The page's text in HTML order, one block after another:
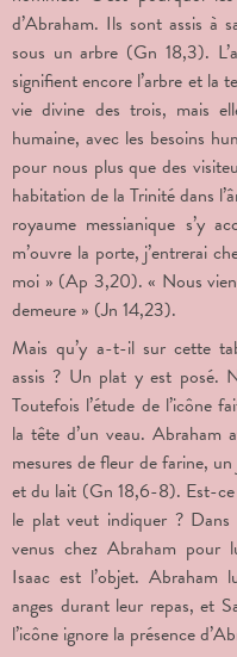
d’Abraham. Ils sont assis à
sous un arbre (Gn 18,3).
signifient encore l’arbre et la
vie divine des trois, mais
humaine, avec les besoins
pour nous plus que des
habitation de la Trinité dans
royaume messianique s’y
m’ouvre la porte, j’entrerai
moi » (Ap 3,20). « Nous
demeure » (Jn 14,23).
Mais qu’y a-t-il sur cette
assis ? Un plat y est posé.
Toutefois l’étude de l’icône
la tête d’un veau. Abraham
mesures de fleur de farine,
et du lait (Gn 18,6-8). Est-
le plat veut indiquer ?
venus chez Abraham pour
Isaac est l’objet. Abraham
anges durant leur repas, et
l’icône ignore la présence